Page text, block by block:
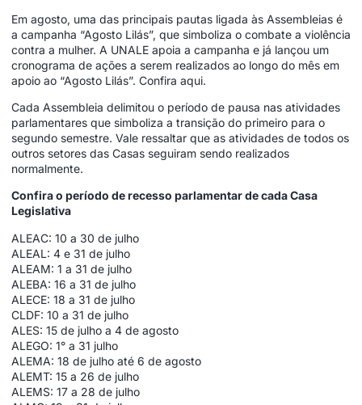
Em agosto, uma das principais pautas ligada às Assembleias é
a campanha “Agosto Lilás”, que simboliza o combate a violência
contra a mulher. A UNALE apoia a campanha e já lançou um
cronograma de ações a serem realizados ao longo do mês em
apoio ao “Agosto Lilás”. Confira aqui.
Cada Assembleia delimitou o período de pausa nas atividades
parlamentares que simboliza a transição do primeiro para o
segundo semestre. Vale ressaltar que as atividades de todos os
outros setores das Casas seguiram sendo realizados
normalmente.
Confira o período de recesso parlamentar de cada Casa
Legislativa
ALEAC: 10 a 30 de julho
ALEAL: 4 e 31 de julho
ALEAM: 1 a 31 de julho
ALEBA: 16 a 31 de julho
ALECE: 18 a 31 de julho
CLDF: 10 a 31 de julho
ALES: 15 de julho a 4 de agosto
ALEGO: 1° a 31 julho
ALEMA: 18 de julho até 6 de agosto
ALEMT: 15 a 26 de julho
ALEMS: 17 a 28 de julho